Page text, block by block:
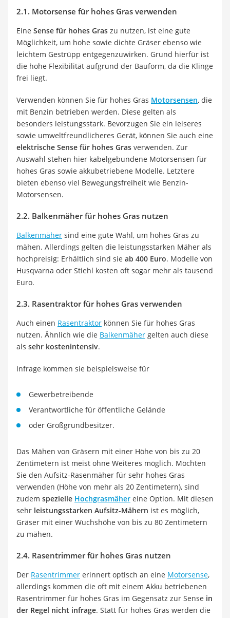
2.1. Motorsense für hohes Gras verwenden
Eine Sense für hohes Gras zu nutzen, ist eine gute
Möglichkeit, um hohe sowie dichte Gräser ebenso wie
leichtem Gestrüpp entgegenzuwirken. Grund hierfür ist
die hohe Flexibilität aufgrund der Bauform, da die Klinge
frei liegt.
Verwenden können Sie für hohes Gras Motorsensen, die
mit Benzin betrieben werden. Diese gelten als
besonders leistungsstark. Bevorzugen Sie ein leiseres
sowie umweltfreundlicheres Gerät, können Sie auch eine
elektrische Sense für hohes Gras verwenden. Zur
Auswahl stehen hier kabelgebundene Motorsensen für
hohes Gras sowie akkubetriebene Modelle. Letztere
bieten ebenso viel Bewegungsfreiheit wie Benzin-
Motorsensen.
2.2. Balkenmäher für hohes Gras nutzen
Balkenmäher sind eine gute Wahl, um hohes Gras zu
mähen. Allerdings gelten die leistungsstarken Mäher als
hochpreisig: Erhältlich sind sie ab 400 Euro. Modelle von
Husqvarna oder Stiehl kosten oft sogar mehr als tausend
Euro.
2.3. Rasentraktor für hohes Gras verwenden
Auch einen Rasentraktor können Sie für hohes Gras
nutzen. Ähnlich wie die Balkenmäher gelten auch diese
als sehr kostenintensiv.
Infrage kommen sie beispielsweise für
Gewerbetreibende
Verantwortliche für öffentliche Gelände
oder Großgrundbesitzer.
Das Mähen von Gräsern mit einer Höhe von bis zu 20
Zentimetern ist meist ohne Weiteres möglich. Möchten
Sie den Aufsitz-Rasenmäher für sehr hohes Gras
verwenden (Höhe von mehr als 20 Zentimetern), sind
zudem spezielle Hochgrasmäher eine Option. Mit diesen
sehr leistungsstarken Aufsitz-Mähern ist es möglich,
Gräser mit einer Wuchshöhe von bis zu 80 Zentimetern
zu mähen.
2.4. Rasentrimmer für hohes Gras nutzen
Der Rasentrimmer erinnert optisch an eine Motorsense,
allerdings kommen die oft mit einem Akku betriebenen
Rasentrimmer für hohes Gras im Gegensatz zur Sense in
der Regel nicht infrage. Statt für hohes Gras werden die